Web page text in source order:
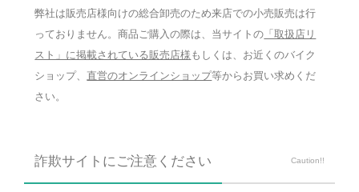
弊社は販売店様向けの総合卸売のため来店での小売販売は行
っておりません。商品ご購入の際は、当サイトの 「取扱店リ
スト」に掲載されている販売店様 もしくは、お近くのバイク
ショップ、 直営のオンラインショップ等からお買い求めくだ
さい。
詐欺サイトにご注意ください Caution!!